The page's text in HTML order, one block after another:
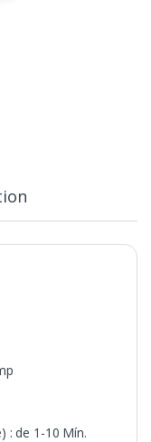
: de 1-10 Mín.